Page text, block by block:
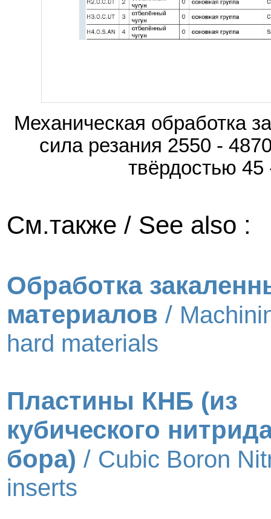
Механическая обработка
сила резания 2550 -
твёрдостью
См.также / See also :
Обработка
материалов /
hard materials
Пластины КНБ (из
кубического
бора) / Cubic Boron
inserts